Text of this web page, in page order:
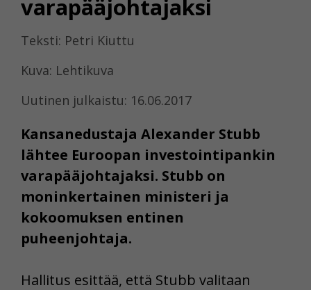
varapääjohtajaksi
Teksti: Petri Kiuttu
Kuva: Lehtikuva
Uutinen julkaistu: 16.06.2017
Kansanedustaja Alexander Stubb
lähtee Euroopan investointipankin
varapääjohtajaksi. Stubb on
moninkertainen ministeri ja
kokoomuksen entinen
puheenjohtaja.
Hallitus esittää, että Stubb valitaan